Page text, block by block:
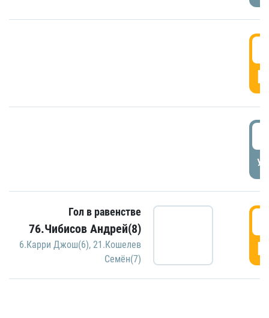
Гол в равенстве
76.Чибисов Андрей(8)
6.Карри Джош(6), 21.Кошелев
Семён(7)